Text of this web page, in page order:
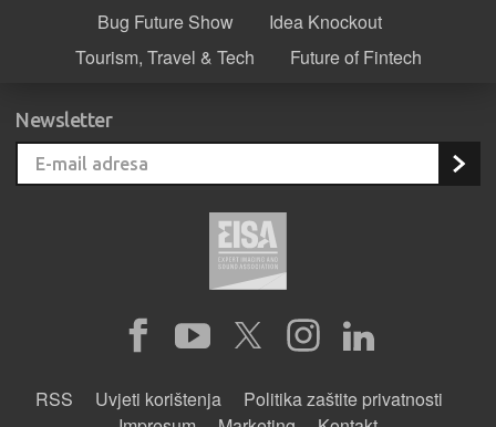
Bug Future Show
Idea Knockout
Tourism, Travel & Tech
Future of Fintech
Newsletter
RSS Uvjeti korištenja
Politika zaštite privatnosti